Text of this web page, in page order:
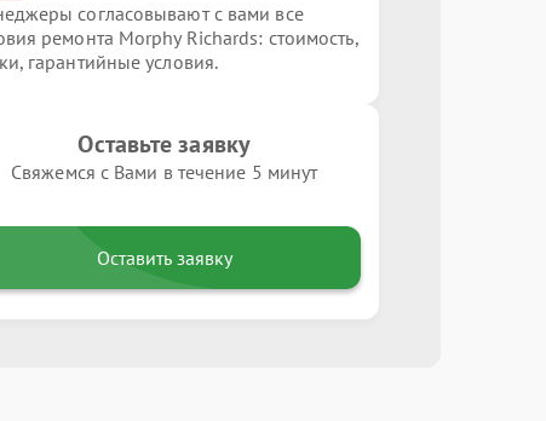
согласовывают с вами все
ремонта Morphy Richards: стоимость,
гарантийные условия.
Оставьте заявку
Свяжемся с Вами в течение 5 минут
Оставить заявку